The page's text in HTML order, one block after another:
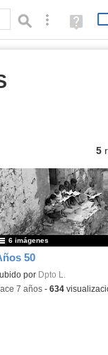
BúsquedaAyuda
(en
5
50
por Dpto L.
6 imágenes
7 años- 634